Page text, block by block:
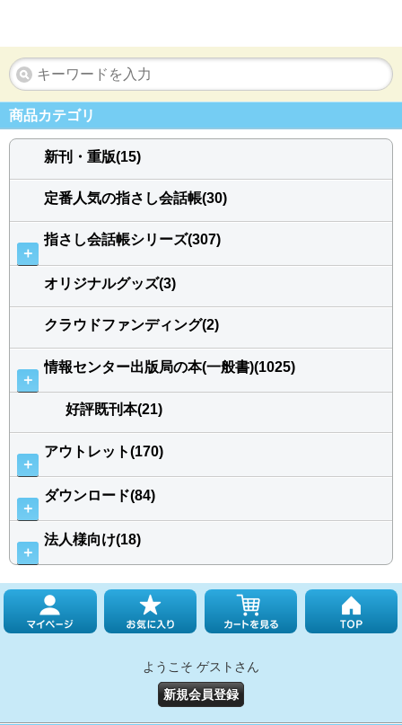
商品カテゴリ
新刊・重版(15)
定番人気の指さし会話帳(30)
＋
指さし会話帳シリーズ(307)
オリジナルグッズ(3)
クラウドファンディング(2)
＋
情報センター出版局の本(一般書)(1025)
好評既刊本(21)
＋
アウトレット(170)
＋
ダウンロード(84)
＋
法人様向け(18)
ようこそ ゲストさん
新規会員登録